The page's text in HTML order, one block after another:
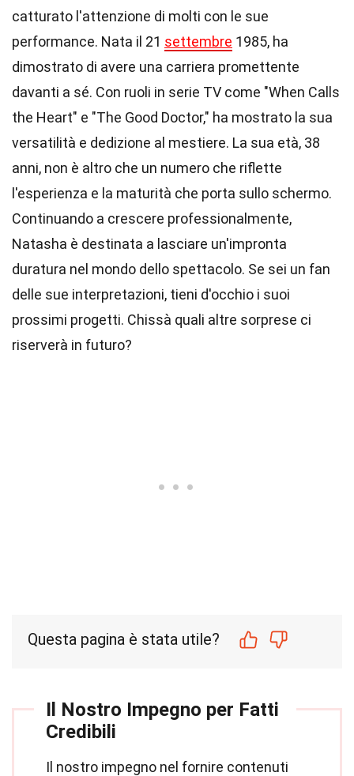
catturato l'attenzione di molti con le sue
performance. Nata il 21 settembre 1985, ha
dimostrato di avere una carriera promettente
davanti a sé. Con ruoli in serie TV come "When Calls
the Heart" e "The Good Doctor," ha mostrato la sua
versatilità e dedizione al mestiere. La sua età, 38
anni, non è altro che un numero che riflette
l'esperienza e la maturità che porta sullo schermo.
Continuando a crescere professionalmente,
Natasha è destinata a lasciare un'impronta
duratura nel mondo dello spettacolo. Se sei un fan
delle sue interpretazioni, tieni d'occhio i suoi
prossimi progetti. Chissà quali altre sorprese ci
riserverà in futuro?
Questa pagina è stata utile?
Il Nostro Impegno per Fatti
Credibili
Il nostro impegno nel fornire contenuti